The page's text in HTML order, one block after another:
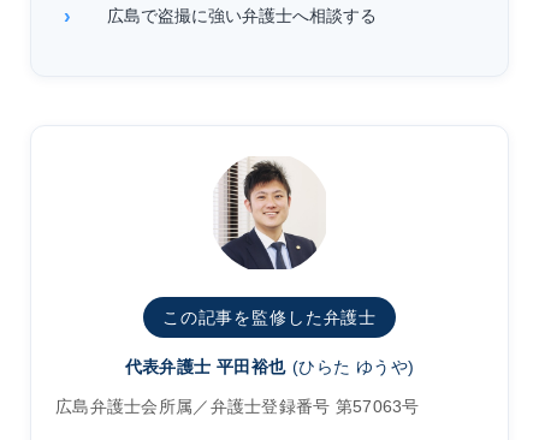
広島で盗撮に強い弁護士へ相談する
この記事を監修した弁護士
代表弁護士 平田裕也 (ひらた ゆうや)
広島弁護士会所属／弁護士登録番号 第57063号